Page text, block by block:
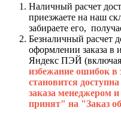
Наличный расчет
приезжаете на наш
забираете его,
Безналичный расчет
оформлении заказа в
Яндекс ПЭЙ
избежание ошибок в
становится
заказа менеджером и
принят" на "Заказ